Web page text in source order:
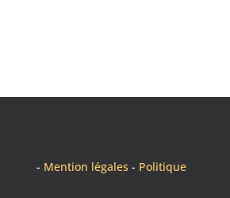
- Mention légales- Politique